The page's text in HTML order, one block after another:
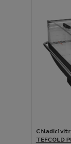
Chladicí
TEFCOLD